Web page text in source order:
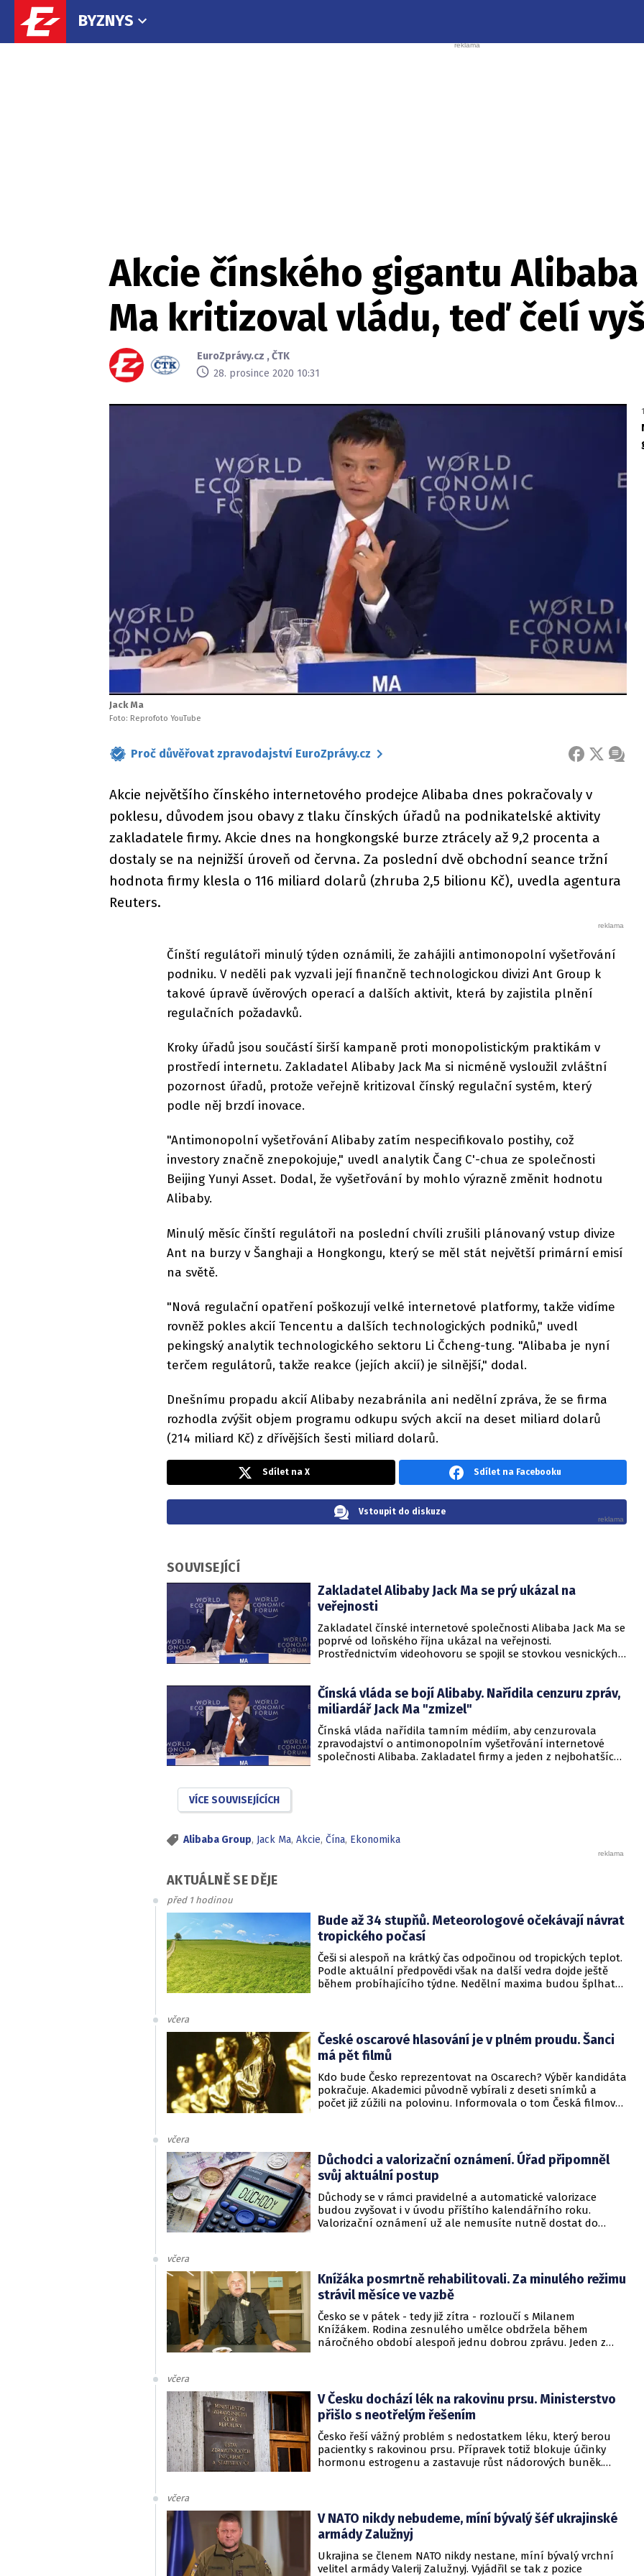
BYZNYS
Akcie čínského gigantu
Ma kritizoval vládu, teď čelí
EuroZprávy.cz ,ČTK
28. prosince 2020 10:31
Jack Ma
Foto: Reprofoto YouTube
Proč důvěřovat zpravodajství EuroZprávy.cz FACEBOOK
X
Akcie největšího čínského internetového prodejce Alibaba dnes pokračovaly v
poklesu, důvodem jsou obavy z tlaku čínských úřadů na podnikatelské aktivity
zakladatele firmy. Akcie dnes na hongkongské burze ztrácely až 9,2 procenta a
dostaly se na nejnižší úroveň od června. Za poslední dvě obchodní seance tržní
hodnota firmy klesla o 116 miliard dolarů (zhruba 2,5 bilionu Kč), uvedla agentura
Reuters.
Čínští regulátoři minulý týden oznámili, že zahájili antimonopolní vyšetřování
podniku. V neděli pak vyzvali její finančně technologickou divizi Ant Group k
takové úpravě úvěrových operací a dalších aktivit, která by zajistila plnění
regulačních požadavků.
Kroky úřadů jsou součástí širší kampaně proti monopolistickým praktikám v
prostředí internetu. Zakladatel Alibaby Jack Ma si nicméně vysloužil zvláštní
pozornost úřadů, protože veřejně kritizoval čínský regulační systém, který
podle něj brzdí inovace.
"Antimonopolní vyšetřování Alibaby zatím nespecifikovalo postihy, což
investory značně znepokojuje," uvedl analytik Čang C'-chua ze společnosti
Beijing Yunyi Asset. Dodal, že vyšetřování by mohlo výrazně změnit hodnotu
Alibaby.
Minulý měsíc čínští regulátoři na poslední chvíli zrušili plánovaný vstup divize
Ant na burzy v Šanghaji a Hongkongu, který se měl stát největší primární emisí
na světě.
"Nová regulační opatření poškozují velké internetové platformy, takže vidíme
rovněž pokles akcií Tencentu a dalších technologických podniků," uvedl
pekingský analytik technologického sektoru Li Čcheng-tung. "Alibaba je nyní
terčem regulátorů, takže reakce (jejích akcií) je silnější," dodal.
Dnešnímu propadu akcií Alibaby nezabránila ani nedělní zpráva, že se firma
rozhodla zvýšit objem programu odkupu svých akcií na deset miliard dolarů
(214 miliard Kč) z dřívějších šesti miliard dolarů.
Sdílet na X Sdílet na Facebooku
Vstoupit do diskuze
SOUVISEJÍCÍ
Zakladatel Alibaby Jack Ma se prý ukázal na
veřejnosti
Zakladatel čínské internetové společnosti Alibaba Jack Ma se
poprvé od loňského října ukázal na veřejnosti.
Prostřednictvím videohovoru se spojil se stovkou vesnických
po svých kritických poznámkách k čínskému regulačnímu
systému.
Čínská vláda se bojí Alibaby. Nařídila cenzuru zpráv,
miliardář Jack Ma "zmizel"
Čínská vláda nařídila tamním médiím, aby cenzurovala
zpravodajství o antimonopolním vyšetřování internetové
společnosti Alibaba. Zakladatel firmy a jeden z nejbohatších
VÍCE SOUVISEJÍCÍCH
Alibaba Group, Jack Ma, Akcie, Čína, Ekonomika
AKTUÁLNĚ SE DĚJE
před 1 hodinou
Bude až 34 stupňů. Meteorologové očekávají návrat
tropického počasí
Češi si alespoň na krátký čas odpočinou od tropických teplot.
Podle aktuální předpovědi však na další vedra dojde ještě
během probíhajícího týdne. Nedělní maxima budou šplhat
včera
České oscarové hlasování je v plném proudu. Šanci
má pět filmů
Kdo bude Česko reprezentovat na Oscarech? Výběr kandidáta
pokračuje. Akademici původně vybírali z deseti snímků a
počet již zúžili na polovinu. Informovala o tom Česká filmová
včera
Důchodci a valorizační oznámení. Úřad připomněl
svůj aktuální postup
Důchody se v rámci pravidelné a automatické valorizace
budou zvyšovat i v úvodu příštího kalendářního roku.
Valorizační oznámení už ale nemusíte nutně dostat do
včera
Knížáka posmrtně rehabilitovali. Za minulého režimu
strávil měsíce ve vazbě
Česko se v pátek - tedy již zítra - rozloučí s Milanem
Knížákem. Rodina zesnulého umělce obdržela během
náročného období alespoň jednu dobrou zprávu. Jeden z
včera
V Česku dochází lék na rakovinu prsu. Ministerstvo
přišlo s neotřelým řešením
Česko řeší vážný problém s nedostatkem léku, který berou
pacientky s rakovinou prsu. Přípravek totiž blokuje účinky
hormonu estrogenu a zastavuje růst nádorových buněk.
včera
V NATO nikdy nebudeme, míní bývalý šéf ukrajinské
armády Zalužnyj
Ukrajina se členem NATO nikdy nestane, míní bývalý vrchní
velitel armády Valerij Zalužnyj. Vyjádřil se tak z pozice